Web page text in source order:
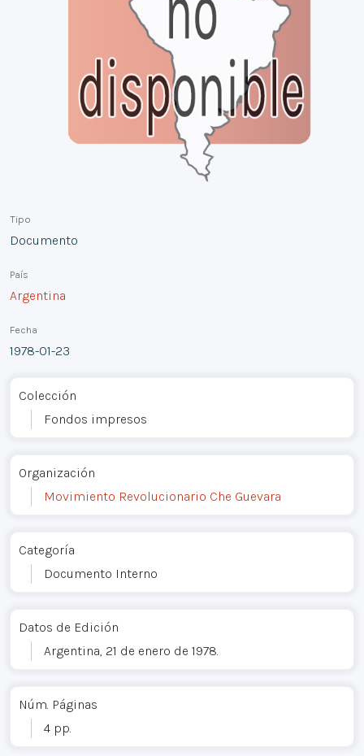
Tipo
Documento
País
Argentina
Fecha
1978-01-23
Colección
Fondos impresos
Organización
Movimiento Revolucionario Che Guevara
Categoría
Documento Interno
Datos de Edición
Argentina, 21 de enero de 1978.
Núm. Páginas
4 pp.